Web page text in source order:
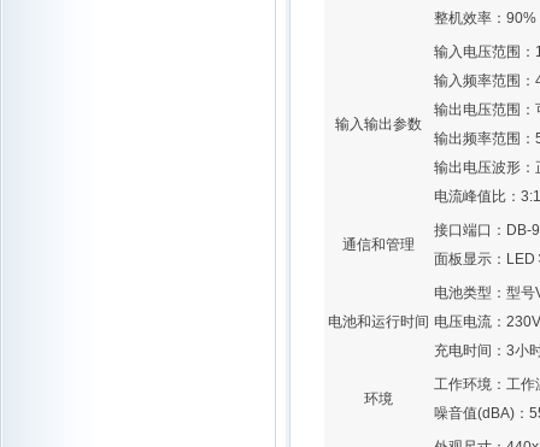
整机效率 ： 90%
输入输出参数
输入电压范围 ：
输入频率范围 ：
输出电压范围 ：
输出频率范围 ：
输出电压波形 ：
电流峰值比 ： 3:1
通信和管理
接口端口 ： DB-
面板显示 ： LED
电池和运行时间
电池类型 ： 型号
电压电流 ： 230V
充电时间 ： 3小
环境
工作环境 ： 工作
噪音值(dBA) ：